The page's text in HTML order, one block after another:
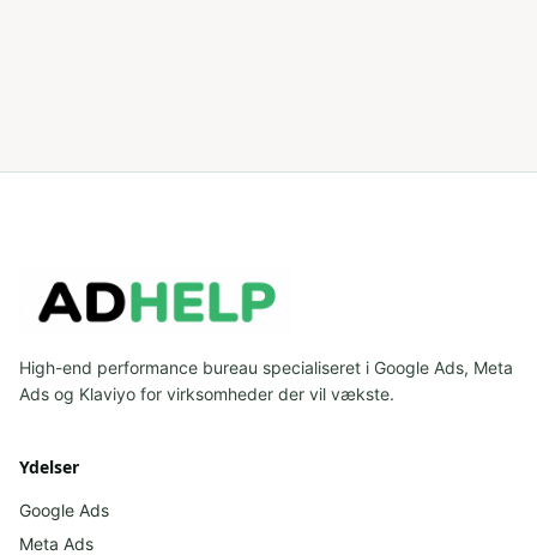
High-end performance bureau specialiseret i Google Ads, Meta
Ads og Klaviyo for virksomheder der vil vækste.
Ydelser
Google Ads
Meta Ads